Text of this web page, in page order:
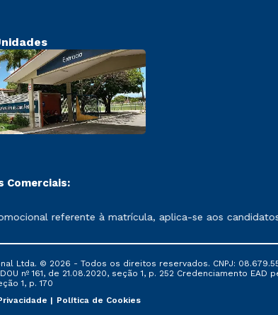
Comerciais:
de rematrícula conforme exposto no contrato de
referente à matrícula, aplica-se aos
Ltda. © 2026 - Todos os direitos reservados. CNPJ:
nº 161, de 21.08.2020, seção 1, p. 252 Credenciamento EAD
1, p. 170
Política de Cookies